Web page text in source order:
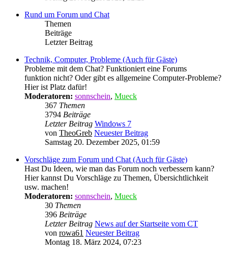
Rund um Forum und Chat
Themen
Beiträge
Letzter Beitrag
Technik, Computer, Probleme (Auch für Gäste)
Probleme mit dem Chat? Funktioniert eine Forums
funktion nicht? Oder gibt es allgemeine Computer-Probleme?
Hier ist Platz dafür!
Moderatoren: sonnschein, Mueck
367 Themen
3794 Beiträge
Letzter Beitrag Windows 7
von TheoGreb Neuester Beitrag
Samstag 20. Dezember 2025, 01:59
Vorschläge zum Forum und Chat (Auch für Gäste)
Hast Du Ideen, wie man das Forum noch verbessern kann?
Hier kannst Du Vorschläge zu Themen, Übersichtlichkeit
usw. machen!
Moderatoren: sonnschein, Mueck
30 Themen
396 Beiträge
Letzter Beitrag News auf der Startseite vom CT
von rowa61 Neuester Beitrag
Montag 18. März 2024, 07:23